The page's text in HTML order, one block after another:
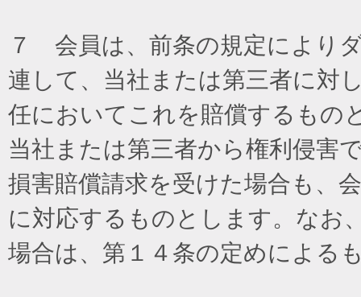
７ 会員は、前条の規定により
連して、当社または第三者に対
任においてこれを賠償するもの
当社または第三者から権利侵害
損害賠償請求を受けた場合も、
に対応するものとします。なお
場合は、第１４条の定めによる